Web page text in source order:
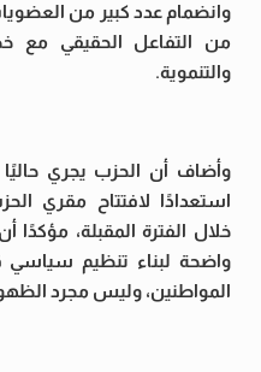
وانضمام عدد كبير من
من التفاعل الحقيقي مع
والتنموية.
وأضاف أن الحزب يجري حاليًا
استعدادًا لافتتاح مقري
خلال الفترة المقبلة،
واضحة لبناء تنظيم سياسي
المواطنين، وليس مجرد